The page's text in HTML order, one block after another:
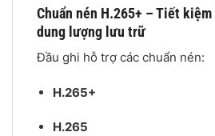
Chuẩn nén H.265+ – Tiết
dung lượng lưu trữ
Đầu ghi hỗ trợ các chuẩn nén:
H.265+
H.265